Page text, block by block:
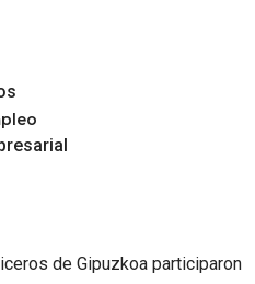
3, 2025
del exitoso I. Concurso
de Gipuzkoa participaron